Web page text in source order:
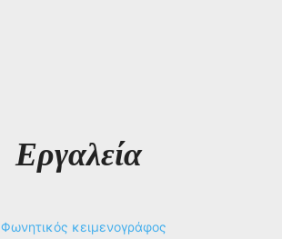
Εργαλεία
Φωνητικός κειμενογράφος